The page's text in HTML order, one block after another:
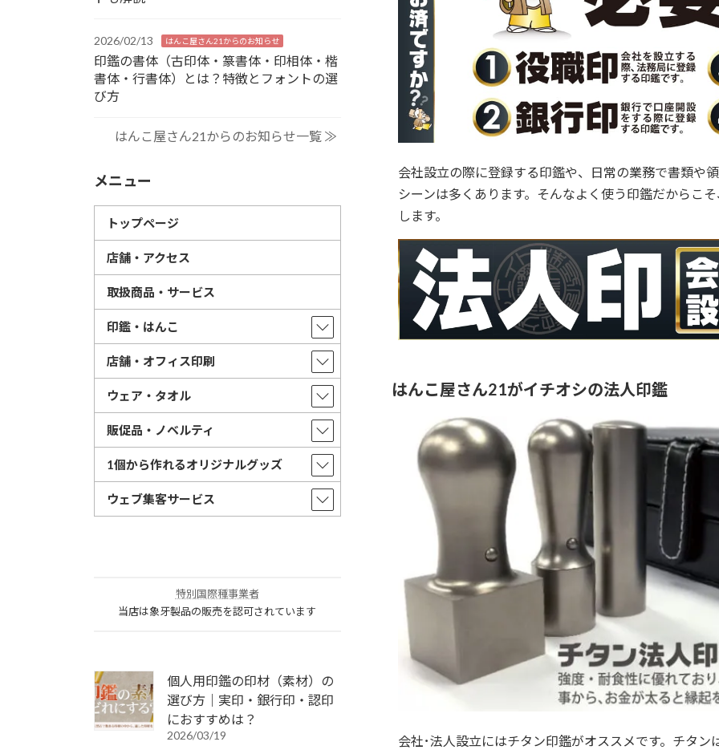
会社設立の際に登録する印鑑や、日常の業務で書類や
シーンは多くあります。そんなよく使う印鑑だからこ
します。
はんこ屋さん21がイチオシの法人印鑑
会社･法人設立にはチタン印鑑がオススメです。チタン
2026/02/13 はんこ屋さん21からのお知らせ
印鑑の書体（古印体・篆書体・印相体・楷
書体・行書体）とは？特徴とフォントの選
び方
はんこ屋さん21からのお知らせ一覧 ≫
メニュー
トップページ
店舗・アクセス
取扱商品・サービス
印鑑・はんこ
店舗・オフィス印刷
ウェア・タオル
販促品・ノベルティ
1個から作れるオリジナルグッズ
ウェブ集客サービス
特別国際種事業者
当店は象牙製品の販売を認可されています
個人用印鑑の印材（素材）の
選び方｜実印・銀行印・認印
におすすめは？
2026/03/19